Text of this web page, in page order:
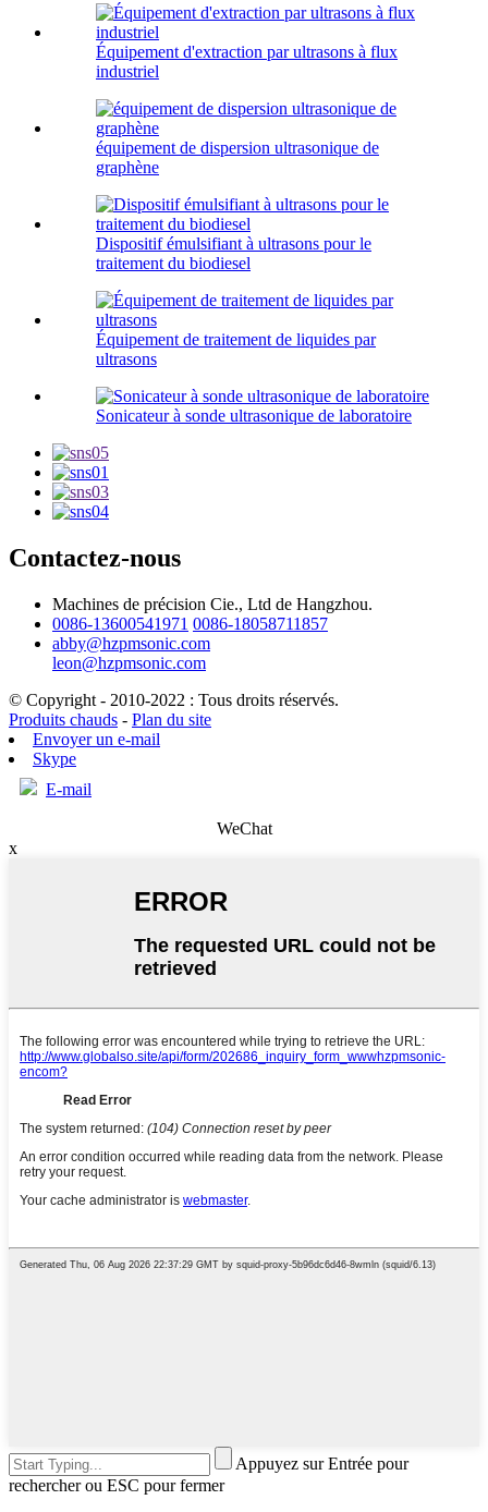
Équipement d'extraction par ultrasons à flux
industriel
équipement de dispersion ultrasonique de
graphène
Dispositif émulsifiant à ultrasons pour le
traitement du biodiesel
Équipement de traitement de liquides par
ultrasons
Sonicateur à sonde ultrasonique de laboratoire
Contactez-nous
Machines de précision Cie., Ltd de Hangzhou.
0086-13600541971 0086-18058711857
abby@hzpmsonic.com
leon@hzpmsonic.com
© Copyright - 2010-2022 : Tous droits réservés.
Produits chauds - Plan du site
Envoyer un e-mail
Skype
E-mail
WeChat
x
Appuyez sur Entrée pour
rechercher ou ESC pour fermer